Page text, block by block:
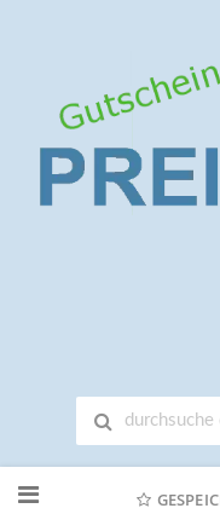
Online-